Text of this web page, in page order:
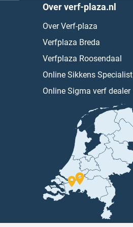
Over verf-plaza.nl
Over Verf-plaza
Verfplaza Breda
Verfplaza Roosendaal
Online Sikkens Specialist
Online Sigma verf dealer